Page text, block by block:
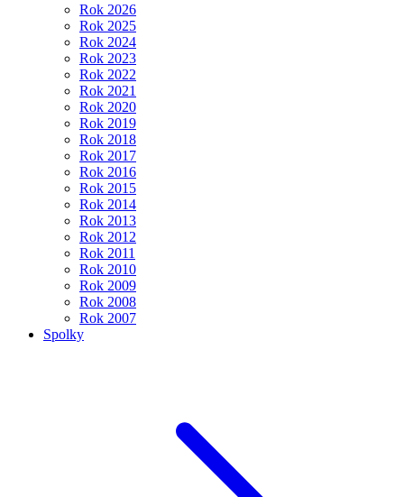
Rok 2026
Rok 2025
Rok 2024
Rok 2023
Rok 2022
Rok 2021
Rok 2020
Rok 2019
Rok 2018
Rok 2017
Rok 2016
Rok 2015
Rok 2014
Rok 2013
Rok 2012
Rok 2011
Rok 2010
Rok 2009
Rok 2008
Rok 2007
Spolky